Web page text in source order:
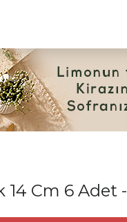
14 Cm 6 Adet